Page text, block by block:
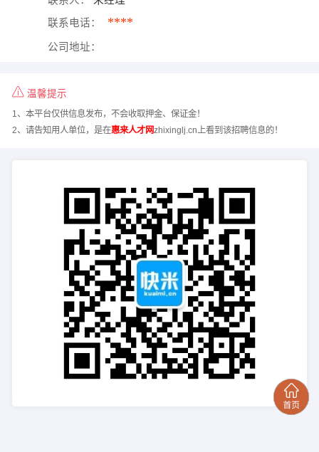
联系电话： ****
公司地址：
温馨提示
1、本平台仅供信息发布，不会收取押金、保证金！
2、请告知用人单位，是在惠来人才网zhixinglj.cn上看到该招聘信息的！